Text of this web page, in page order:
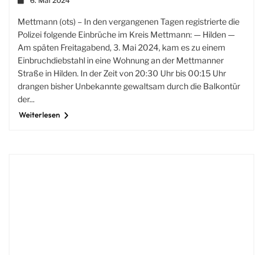
Mettmann (ots) – In den vergangenen Tagen registrierte die
Polizei folgende Einbrüche im Kreis Mettmann: — Hilden —
Am späten Freitagabend, 3. Mai 2024, kam es zu einem
Einbruchdiebstahl in eine Wohnung an der Mettmanner
Straße in Hilden. In der Zeit von 20:30 Uhr bis 00:15 Uhr
drangen bisher Unbekannte gewaltsam durch die Balkontür
der...
Weiterlesen